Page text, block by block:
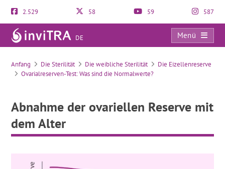
2.529 58 59 587
DE
Menü
Abnahme der ovariellen Reserve mit dem Alter
Anfang Die Sterilität Die weibliche Sterilität
Die Eizellenreserve
Ovarialreserven-Test: Was sind die Normalwerte?
Abnahme der ovariellen Reserve mit
dem Alter